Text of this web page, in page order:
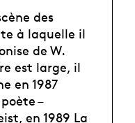
des
à laquelle il
de W.
est large, il
en 1987
–
en 1989 La